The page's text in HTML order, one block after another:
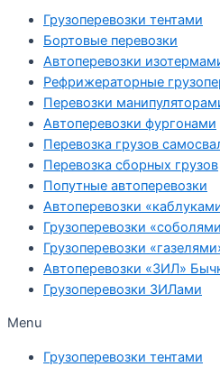
Грузоперевозки тентами
Бортовые перевозки
Автоперевозки
Рефрижераторные
Перевозки
Автоперевозки фургонами
Перевозка грузов
Перевозка сборных грузов
Попутные автоперевозки
Автоперевозки
Грузоперевозки
Грузоперевозки
Автоперевозки «ЗИЛ»
Грузоперевозки ЗИЛами
Menu
Грузоперевозки тентами